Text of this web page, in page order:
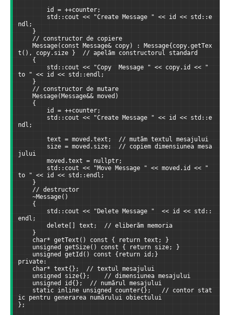
id = ++counter;
std::cout << "Create Message " << id << std::e
ndl;
}
// constructor de copiere
Message(const Message& copy) : Message{copy.getTex
t(), copy.size }  // apelăm constructorul standard
{
std::cout << "Copy  Message " << copy.id << "
to " << id << std::endl;
}
// constructor de mutare
Message(Message&& moved)
{
id = ++counter;
std::cout << "Create Message " << id << std::e
ndl;
text = moved.text;  // mutăm textul mesajului
size = moved.size;  // copiem dimensiunea mesa
jului
moved.text = nullptr;
std::cout << "Move Message " << moved.id << "
to " << id << std::endl;
}
// destructor
~Message()
{
std::cout << "Delete Message "  << id << std::
endl;
delete[] text;  // eliberăm memoria
}
char* getText() const { return text; }
unsigned getSize() const { return size; }
unsigned getId() const {return id;}
private:
char* text{};  // textul mesajului
unsigned size{};    // dimensiunea mesajului
unsigned id{};  // numărul mesajului
static inline unsigned counter{};   // contor stat
ic pentru generarea numărului obiectului
};